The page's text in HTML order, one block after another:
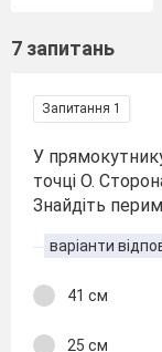
7 запитань
Запитання 1
У
точці О.
Знайдіть
варіанти
41 см
25 см